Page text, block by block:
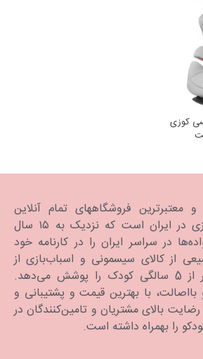
کوزی
معتبرترین فروشگاههای تمام آنلاین
سیسمونی و اسباب‌بازی در ایران است که نزدیک به ۱۵ سال
در سراسر ایران را در کارنامه خود
از کالای سیسمونی و اسباب‌بازی از
دوره بارداری تا بالاتر از 5 سالگی کودک را پوشش می‌دهد.
با بهترین قیمت و پشتیبانی و
بالای مشتریان و تامین‌کنندگان در
را بهمراه داشته است.